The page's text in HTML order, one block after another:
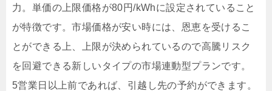
力。単価の上限価格が80円/kWhに設定されていること
が特徴です。市場価格が安い時には、恩恵を受けるこ
とができる上、上限が決められているので高騰リスク
を回避できる新しいタイプの市場連動型プランです。
5営業日以上前であれば、引越し先の予約ができます。